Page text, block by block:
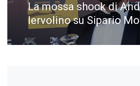
Next
post:
La mossa shock di
Iervolino su Sipario